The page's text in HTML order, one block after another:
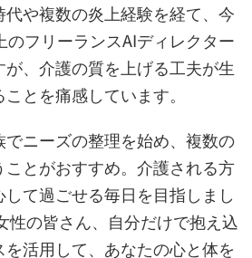
や複数の炎上経験を経て、今
のフリーランスAIディレクター
、介護の質を上げる工夫が生
とを痛感しています。
でニーズの整理を始め、複数の
とがおすすめ。介護される方
て過ごせる毎日を目指しまし
性の皆さん、自分だけで抱え込
活用して、あなたの心と体を